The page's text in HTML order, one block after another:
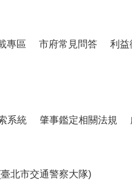
專區 市府常見問答 利益
系統 肇事鑑定相關法規
北市交通警察大隊)